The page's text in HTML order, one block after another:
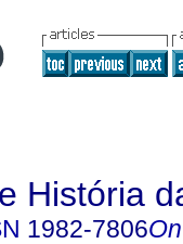
História
1982-7806